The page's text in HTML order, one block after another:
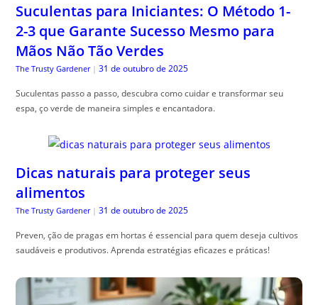
Suculentas para Iniciantes: O Método 1-
2-3 que Garante Sucesso Mesmo para
Mãos Não Tão Verdes
The Trusty Gardener | 31 de outubro de 2025
Suculentas passo a passo, descubra como cuidar e transformar seu
espa, ço verde de maneira simples e encantadora.
Dicas naturais para proteger seus
alimentos
The Trusty Gardener | 31 de outubro de 2025
Preven, ção de pragas em hortas é essencial para quem deseja cultivos
saudáveis e produtivos. Aprenda estratégias eficazes e práticas!